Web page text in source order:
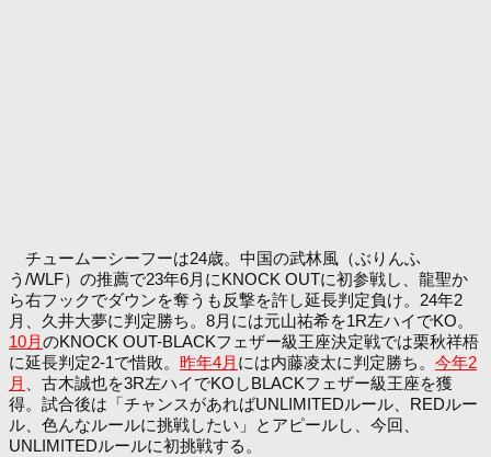
チュームーシーフーは24歳。中国の武林風（ぶりんふ
う/WLF）の推薦で23年6月にKNOCK OUTに初参戦し、龍聖か
ら右フックでダウンを奪うも反撃を許し延長判定負け。24年2
月、久井大夢に判定勝ち。8月には元山祐希を1R左ハイでKO。
10月のKNOCK OUT-BLACKフェザー級王座決定戦では栗秋祥梧
に延長判定2-1で惜敗。 昨年4月 には内藤凌太に判定勝ち。 今年2
月
、古木誠也を3R左ハイでKOしBLACKフェザー級王座を獲
得。試合後は「チャンスがあればUNLIMITEDルール、REDルー
ル、色んなルールに挑戦したい」とアピールし、今回、
UNLIMITEDルールに初挑戦する。